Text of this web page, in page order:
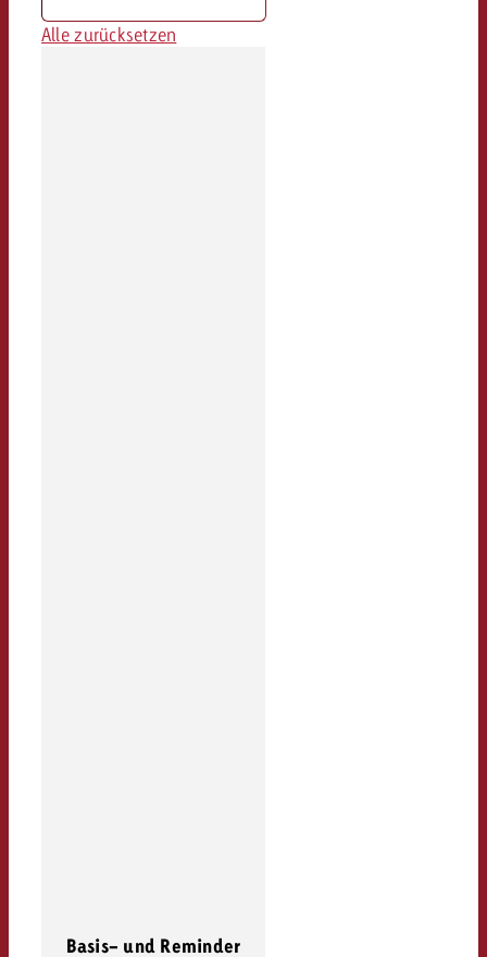
Alle zurücksetzen
Basis- und Reminder